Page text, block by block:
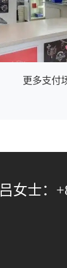
更多支付
吕女士：